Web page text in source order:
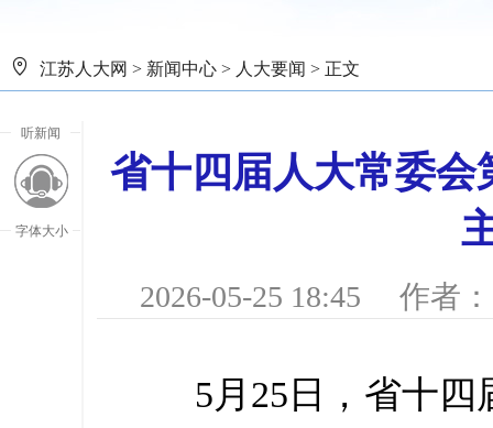
江苏人大网 > 新闻中心 > 人大要闻 > 正文
听新闻
字体大小
省十四届人大常委会
2026-05-25 18:45 作者：
5月25日，省十四